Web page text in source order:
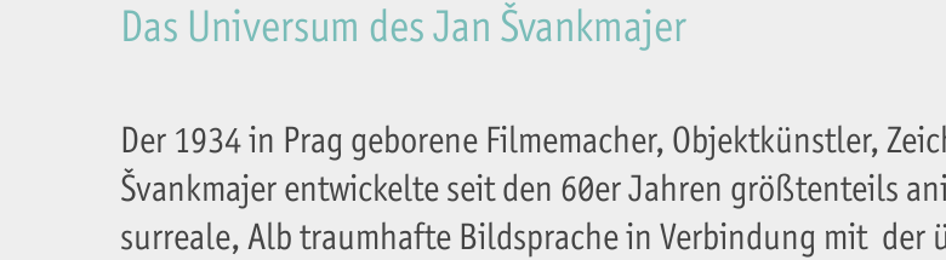
Das Universum des Jan Švankmajer
Der 1934 in Prag geborene Filmemacher, Objektkünstler,
Švankmajer entwickelte seit den 60er Jahren größtenteils
surreale, Alb traumhafte Bildsprache in Verbindung mit der